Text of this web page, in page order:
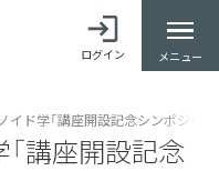
ログイン メニュー
イド学「講座開設記念シンポジウム
講座開設記念